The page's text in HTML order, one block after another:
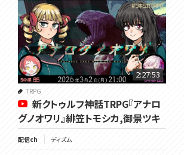
2:27:53
TRPG
新クトゥルフ神話TRPG『アナロ
グノオワリ』緋笠トモシカ,御景ツキ
配信ch ディズム